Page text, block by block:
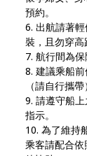
預約。
出航請著
裝，且勿穿高
航行間為保
建議乘船
（請自行攜帶
請遵守船
指示。
為了維持
乘客請配合